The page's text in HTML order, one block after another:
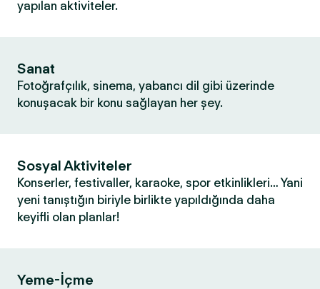
yapılan aktiviteler.
Sanat
Fotoğrafçılık, sinema, yabancı dil gibi üzerinde
konuşacak bir konu sağlayan her şey.
Sosyal Aktiviteler
Konserler, festivaller, karaoke, spor etkinlikleri… Yani
yeni tanıştığın biriyle birlikte yapıldığında daha
keyifli olan planlar!
Yeme-İçme